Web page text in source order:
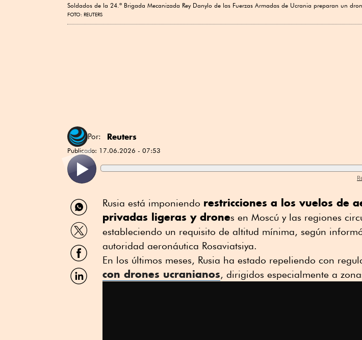
Soldados de la 24.ª Brigada Mecanizada Rey Danylo de las Fuerzas Armadas de Ucrania preparan un
FOTO: REUTERS
Por: Reuters
Publicado: 17.06.2026 - 07:53
Compartir
por
WhatsApp
Compartir
por
Twitter
Compartir
por
Facebook
Compartir
por
Rusia está imponiendo restricciones a los vuelos de
privadas ligeras y drones en Moscú y las regiones
estableciendo un requisito de altitud mínima, según
autoridad aeronáutica Rosaviatsiya.
En los últimos meses, Rusia ha estado repeliendo con
con drones ucranianos, dirigidos especialmente a